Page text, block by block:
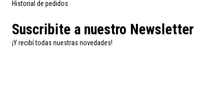
Historial de pedidos
Suscribite a nuestro Newsletter
¡Y recibí todas nuestras novedades!